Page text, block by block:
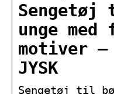
unge
motiver –
JYSK
Sengetøj til